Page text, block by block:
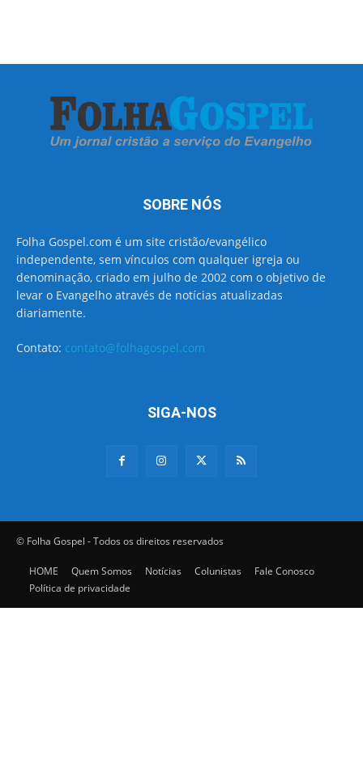
SOBRE NÓS
Folha Gospel.com é um site cristão/evangélico
independente, sem vínculos com qualquer igreja ou
denominação, criado em julho de 2002 com o objetivo de
levar o Evangelho através de notícias atualizadas
diariamente.
Contato: contato@folhagospel.com
SIGA-NOS
© Folha Gospel - Todos os direitos reservados
HOME Quem Somos Notícias Colunistas
Fale Conosco
Política de privacidade